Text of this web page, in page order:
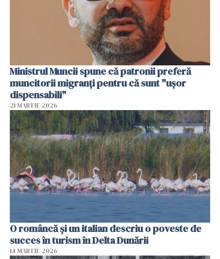
Ministrul Muncii spune că patronii preferă
muncitorii migranți pentru că sunt "uşor
dispensabili"
21 MARTIE 2026
O româncă și un italian descriu o poveste de
succes în turism în Delta Dunării
14 MARTIE 2026